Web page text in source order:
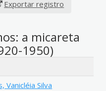
Exportar registro
a micareta
1950)
Vanicléia Silva